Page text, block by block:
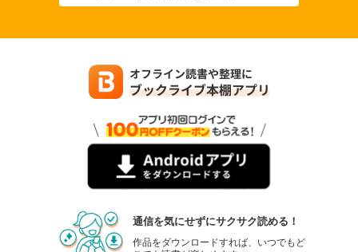
通信を気にせずにサクサク読める！
作品をダウンロードすれば、いつでもど